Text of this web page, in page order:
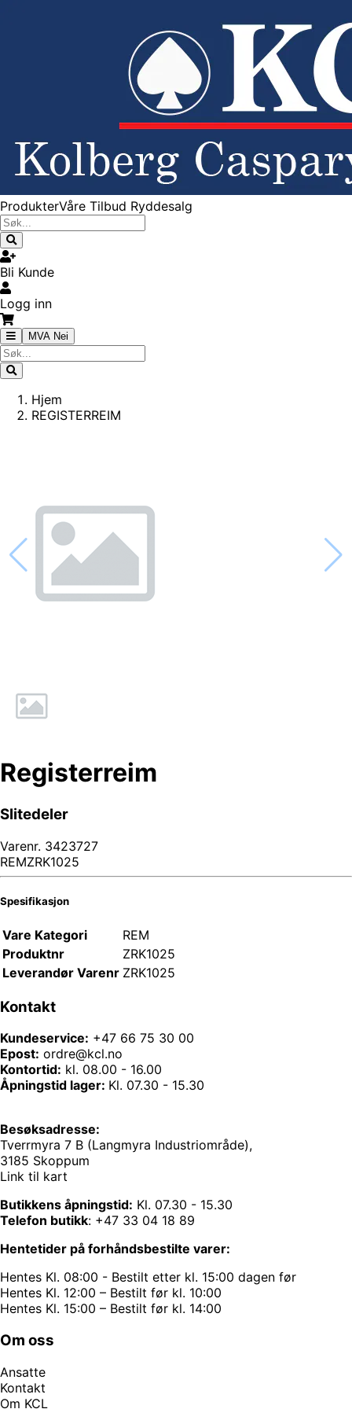
ProdukterVåre Tilbud Ryddesalg
Bli Kunde
Logg inn
MVA Nei
Hjem
REGISTERREIM
Registerreim
Slitedeler
Varenr. 3423727
REMZRK1025
Spesifikasjon
Vare Kategori
REM
Produktnr
ZRK1025
Leverandør Varenr ZRK1025
Kontakt
Kundeservice: +47 66 75 30 00
Epost: ordre@kcl.no
Kontortid: kl. 08.00 - 16.00
Åpningstid lager: Kl. 07.30 - 15.30
Besøksadresse:
Tverrmyra 7 B (Langmyra Industriområde),
3185 Skoppum
Link til kart
Butikkens åpningstid: Kl. 07.30 - 15.30
Telefon butikk: +47 33 04 18 89
Hentetider på forhåndsbestilte varer:
Hentes Kl. 08:00 - Bestilt etter kl. 15:00 dagen før
Hentes Kl. 12:00 – Bestilt før kl. 10:00
Hentes Kl. 15:00 – Bestilt før kl. 14:00
Om oss
Ansatte
Kontakt
Om KCL